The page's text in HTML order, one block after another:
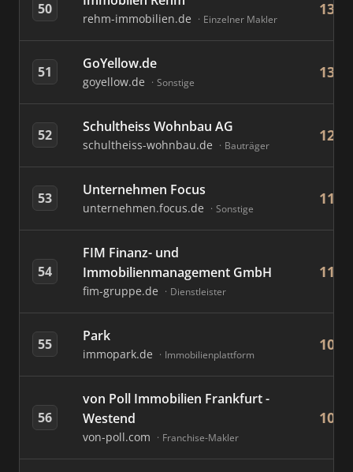
50
rehm-immobilien.de Einzelner Makler
13
51 GoYellow.de
goyellow.de Sonstige
13
52 Schultheiss Wohnbau AG
schultheiss-wohnbau.de Bauträger
12
53 Unternehmen Focus
unternehmen.focus.de Sonstige
11
54
FIM Finanz- und
Immobilienmanagement GmbH
fim-gruppe.de Dienstleister
11
55 Park
immopark.de Immobilienplattform
10
56
von Poll Immobilien Frankfurt -
Westend
von-poll.com Franchise-Makler
10